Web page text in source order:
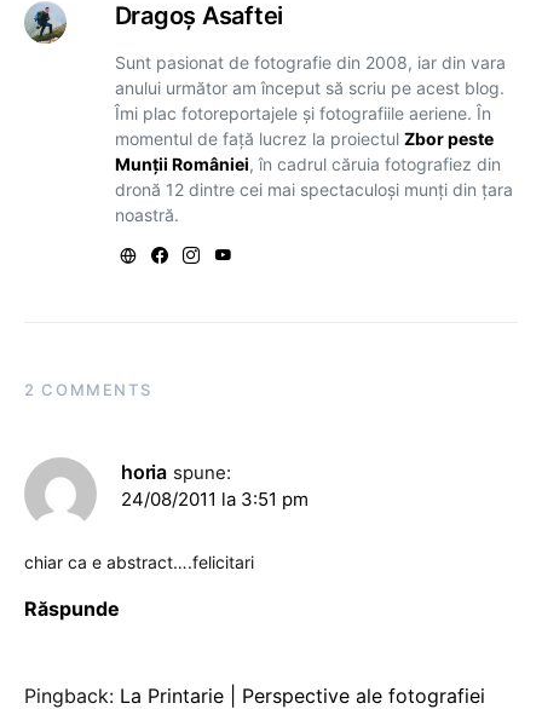
Dragoş Asaftei
Sunt pasionat de fotografie din 2008, iar din vara
anului următor am început să scriu pe acest blog.
Îmi plac fotoreportajele și fotografiile aeriene. În
momentul de față lucrez la proiectul Zbor peste
Munții României, în cadrul căruia fotografiez din
dronă 12 dintre cei mai spectaculoși munți din țara
noastră.
2 COMMENTS
horia spune:
24/08/2011 la 3:51 pm
chiar ca e abstract….felicitari
Răspunde
Pingback: La Printarie | Perspective ale fotografiei